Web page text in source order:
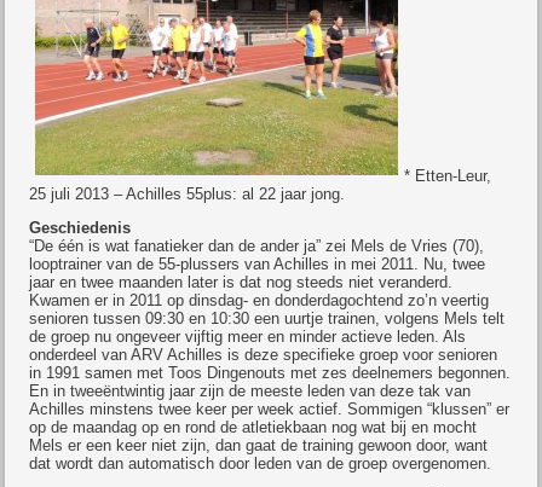
* Etten-Leur,
25 juli 2013 – Achilles 55plus: al 22 jaar jong.
Geschiedenis
“De één is wat fanatieker dan de ander ja” zei Mels de Vries (70),
looptrainer van de 55-plussers van Achilles in mei 2011. Nu, twee
jaar en twee maanden later is dat nog steeds niet veranderd.
Kwamen er in 2011 op dinsdag- en donderdagochtend zo’n veertig
senioren tussen 09:30 en 10:30 een uurtje trainen, volgens Mels telt
de groep nu ongeveer vijftig meer en minder actieve leden. Als
onderdeel van ARV Achilles is deze specifieke groep voor senioren
in 1991 samen met Toos Dingenouts met zes deelnemers begonnen.
En in tweeëntwintig jaar zijn de meeste leden van deze tak van
Achilles minstens twee keer per week actief. Sommigen “klussen” er
op de maandag op en rond de atletiekbaan nog wat bij en mocht
Mels er een keer niet zijn, dan gaat de training gewoon door, want
dat wordt dan automatisch door leden van de groep overgenomen.